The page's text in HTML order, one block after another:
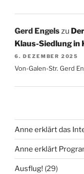
Gerd Engelszu
Klaus-Siedlung in
6. DEZEMBER 2025
Von-Galen-Str. Gerd
Anne erklärt das
Anne erklärt
Ausflug! (29)